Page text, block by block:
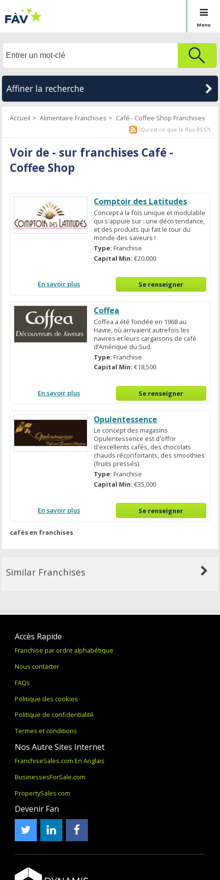
Menu
Affiner la recherche
Accueil Alimentaire Franchises Café - Coffee Shop Franchises
(Qu’est ce que le flux RSS?)
Voir de - sur franchises Café -
Coffee Shop
Comptoir des Latitudes
Concept à la fois unique et modulable
qui s'appuie sur : une déco tendance,
et des produits qui fait le tour du
monde des saveurs !
Type:Franchise
Capital Min:€20,000
En savoir plus Se renseigner
Coffea
Coffea a été fondée en 1968 au
Havre, où arrivaient autrefois les
navires et leurs cargaisons de café
d’Amérique du Sud.
Type:Franchise
Capital Min:€18,500
En savoir plus Se renseigner
Opulentessence
Le concept des magasins
Opulentessence est d'offrir
d'excellents cafés, des chocolats
chauds réconfortants, des smoothies
(fruits pressés)
Type:Franchise
Capital Min:€35,000
En savoir plus Se renseigner
cafés en franchises
Similar Franchises
Accès Rapide
Franchise par ordre alphabétique
Nous contacter
FAQs
Politique des cookies
Politique de confidentialité
Termes et conditions
Nos Autre Sites Internet
FranchiseSales.com En Anglais
BusinessesForSale.com
PropertySales.com
Devenir Fan
TwitterLinkedInFacebook